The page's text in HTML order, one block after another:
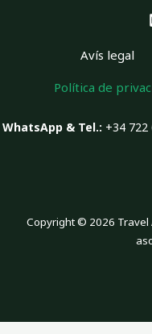
Avís legal
Política de
WhatsApp & Tel.: +34 722
Copyright © 2026 Travel